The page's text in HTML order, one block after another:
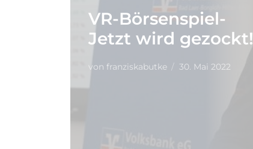
VR-Börsenspiel-
Jetzt wird gezockt!
von franziskabutke 30. Mai 2022